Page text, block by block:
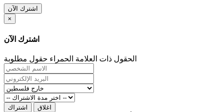
اشترك الآن
×
اشترك الآن
الحقول ذات العلامة الحمراء حقول مطلوبة
اشتراك اغلاق